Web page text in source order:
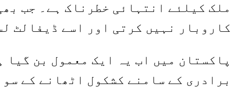
ملک کیلئے انتہائی خطرناک ہے۔ جب
کاروبار نہیں کرتی اور اسے ڈیفالٹ
پاکستان میں اب یہ ایک معمول بن
برادری کے سامنے کشکول اٹھانے کے